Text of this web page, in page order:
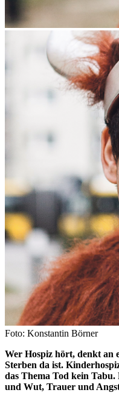
Foto: Konstantin Börner
Wer Hospiz hört, denkt an
Sterben da ist.
das Thema Tod kein
und Wut, Trauer und